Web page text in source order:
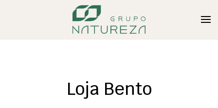
Loja Bento